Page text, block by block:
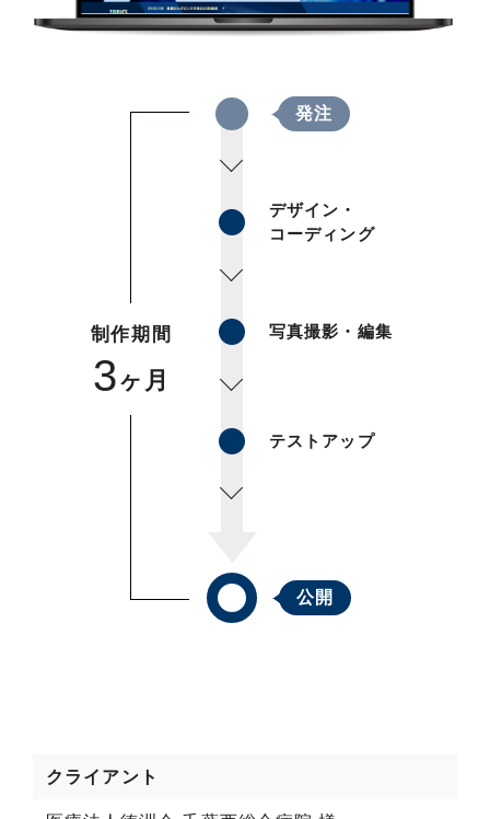
制作期間
3ヶ月
発注
デザイン・
コーディング
写真撮影・編集
テストアップ
公開
クライアント